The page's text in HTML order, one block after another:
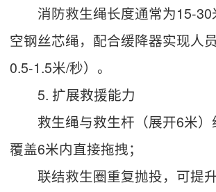
消防救生绳长度通常为15-30
空钢丝芯绳，配合缓降器实现人
0.5-1.5米/秒）。
5. 扩展救援能力
救生绳与救生杆（展开6米）
覆盖6米内直接拖拽；
联结救生圈重复抛投，可提